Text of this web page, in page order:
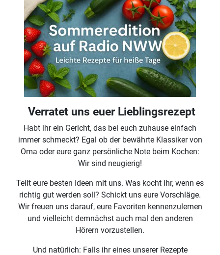
Verratet uns euer Lieblingsrezept
Habt ihr ein Gericht, das bei euch zuhause einfach
immer schmeckt? Egal ob der bewährte Klassiker von
Oma oder eure ganz persönliche Note beim Kochen:
Wir sind neugierig!
Teilt eure besten Ideen mit uns. Was kocht ihr, wenn es
richtig gut werden soll? Schickt uns eure Vorschläge.
Wir freuen uns darauf, eure Favoriten kennenzulernen
und vielleicht demnächst auch mal den anderen
Hörern vorzustellen.
Und natürlich: Falls ihr eines unserer Rezepte